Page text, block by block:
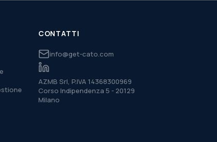
CONTATTI
info@get-cato.com
AZMB Srl, P.IVA 14368300969
Corso Indipendenza 5 - 20129
Milano